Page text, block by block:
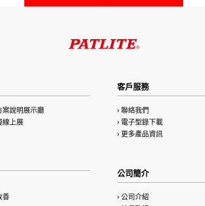
案說明展示廳
線上展
善
客戶服務
聯絡我們
電子型錄下載
更多產品資訊
公司簡介
公司介紹